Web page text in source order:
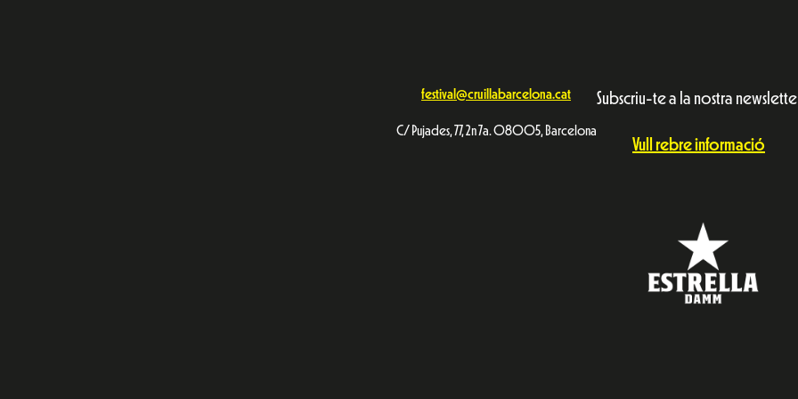
festival@cruillabarcelona.cat
C/ Pujades, 77, 2n 7a. 08005, Barcelona
Subscriu-te a la nostra
Vull rebre informació